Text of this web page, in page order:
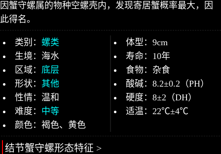
因蟹守螺属的物种空螺壳内，发现寄居蟹概率最大，因
此得名。
类别： 螺类
生境：海水
区域： 底层
形状： 其他
性情：温和
难度： 中等
颜色：褐色、黄色
体型：9cm
寿命：10年
食物：杂食
酸碱：8.2±0.2（PH）
硬度：8±2（DH）
适温：22℃±4℃
结节蟹守螺形态特征 >